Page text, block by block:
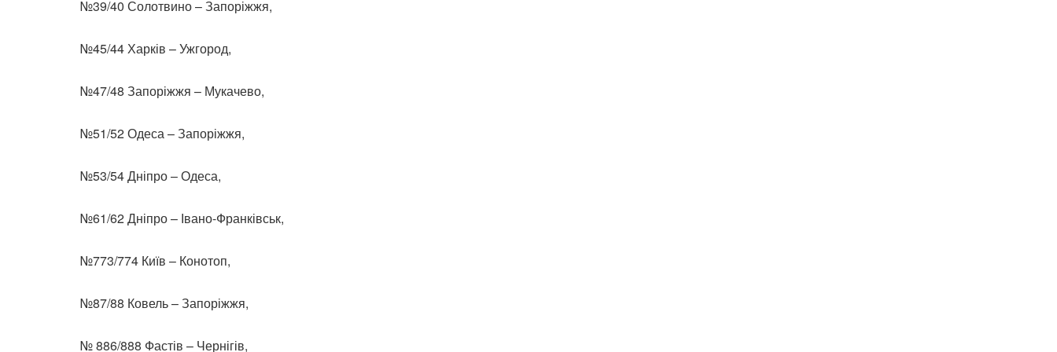
№39/40 Солотвино – Запоріжжя,
№45/44 Харків – Ужгород,
№47/48 Запоріжжя – Мукачево,
№51/52 Одеса – Запоріжжя,
№53/54 Дніпро – Одеса,
№61/62 Дніпро – Івано-Франківськ,
№773/774 Київ – Конотоп,
№87/88 Ковель – Запоріжжя,
№ 886/888 Фастів – Чернігів,